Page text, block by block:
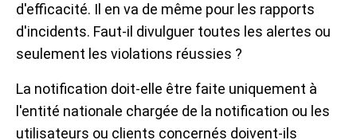
d'efficacité. Il en va de même pour les rapports
d'incidents. Faut-il divulguer toutes les alertes ou
seulement les violations réussies ?
La notification doit-elle être faite uniquement à
l'entité nationale chargée de la notification ou les
utilisateurs ou clients concernés doivent-ils